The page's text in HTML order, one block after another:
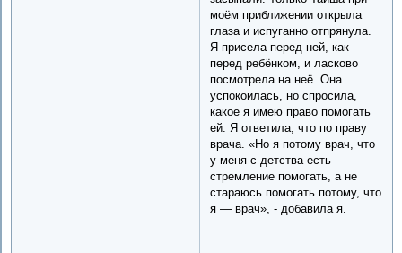
моём приближении открыла
глаза и испуганно отпрянула.
Я присела перед ней, как
перед ребёнком, и ласково
посмотрела на неё. Она
успокоилась, но спросила,
какое я имею право помогать
ей. Я ответила, что по праву
врача. «Но я потому врач, что
у меня с детства есть
стремление помогать, а не
стараюсь помогать потому, что
я — врач», - добавила я.
...